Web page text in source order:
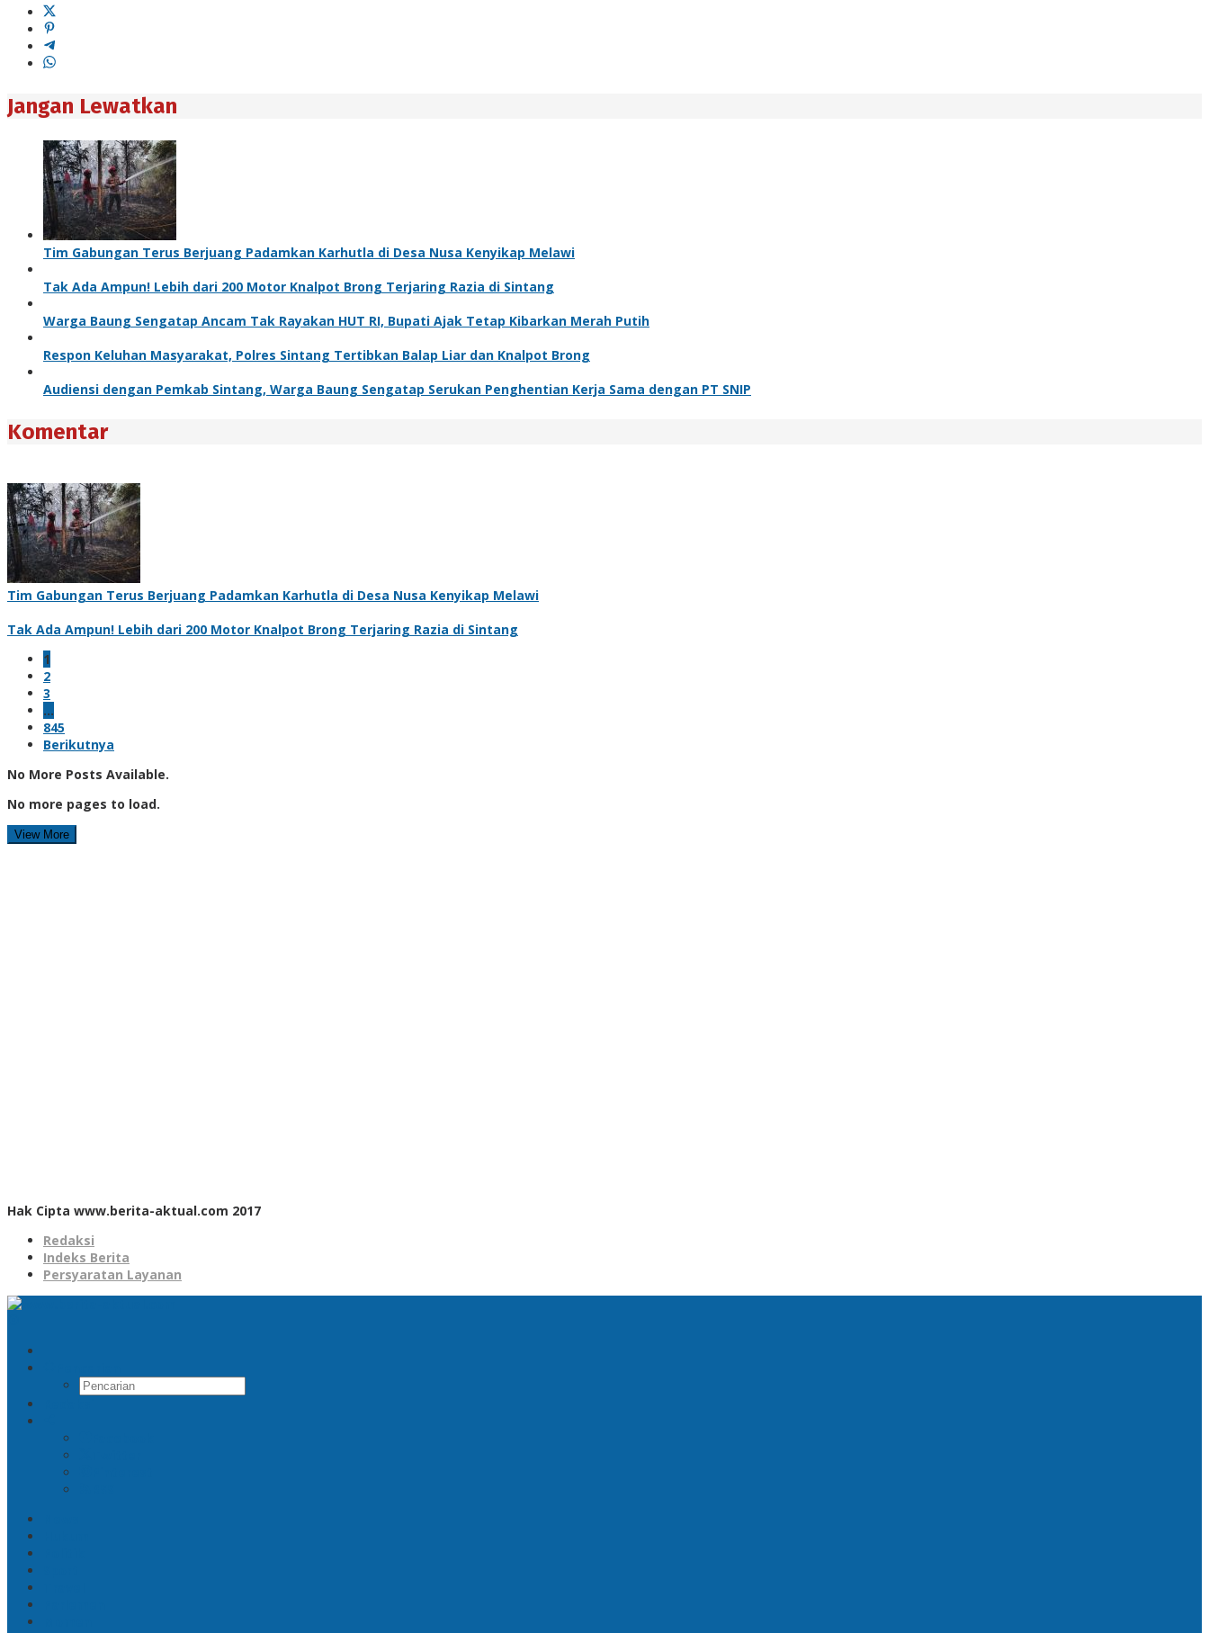
Jangan Lewatkan
Tim Gabungan Terus Berjuang Padamkan Karhutla di Desa Nusa Kenyikap Melawi
Tak Ada Ampun! Lebih dari 200 Motor Knalpot Brong Terjaring Razia di Sintang
Warga Baung Sengatap Ancam Tak Rayakan HUT RI, Bupati Ajak Tetap Kibarkan Merah Putih
Respon Keluhan Masyarakat, Polres Sintang Tertibkan Balap Liar dan Knalpot Brong
Audiensi dengan Pemkab Sintang, Warga Baung Sengatap Serukan Penghentian Kerja Sama dengan PT SNIP
Komentar
Tim Gabungan Terus Berjuang Padamkan Karhutla di Desa Nusa Kenyikap Melawi
Tak Ada Ampun! Lebih dari 200 Motor Knalpot Brong Terjaring Razia di Sintang
1
2
3
…
845
Berikutnya
No More Posts Available.
No more pages to load.
View More
Hak Cipta www.berita-aktual.com 2017
Redaksi
Indeks Berita
Persyaratan Layanan